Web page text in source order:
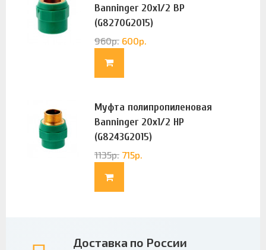
Banninger 20х1/2 ВР
(G8270G2015)
960р. 600р.
Муфта полипропиленовая
Banninger 20х1/2 НР
(G8243G2015)
1135р. 715р.
Доставка по России